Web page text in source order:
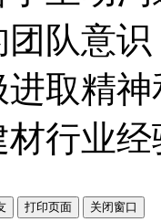
队意
取精
行业